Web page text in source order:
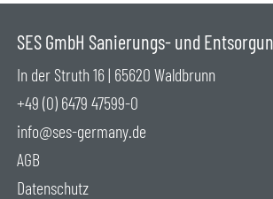
SES GmbH Sanierungs- und
In der Struth 16 | 65620 Waldbrunn
+49 (0) 6479 47599-0
info@ses-germany.de
AGB
Datenschutz